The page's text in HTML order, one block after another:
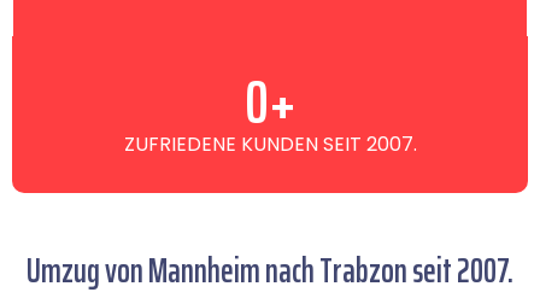
ZUFRIEDENE KUNDEN SEIT 2007.
0+
Umzug von Mannheim nach Trabzon seit 2007.